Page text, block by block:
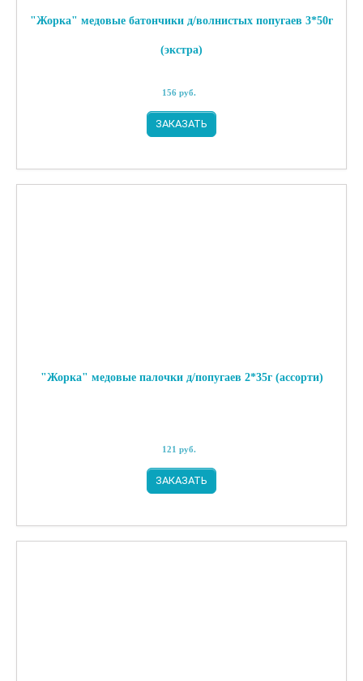
"Жорка" медовые батончики д/волнистых попугаев 3*50г
(экстра)
156 руб.
ЗАКАЗАТЬ
"Жорка" медовые палочки д/попугаев 2*35г (ассорти)
121 руб.
ЗАКАЗАТЬ